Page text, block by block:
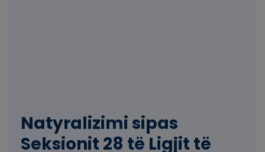
Natyralizimi sipas
Seksionit 28 të Ligjit të